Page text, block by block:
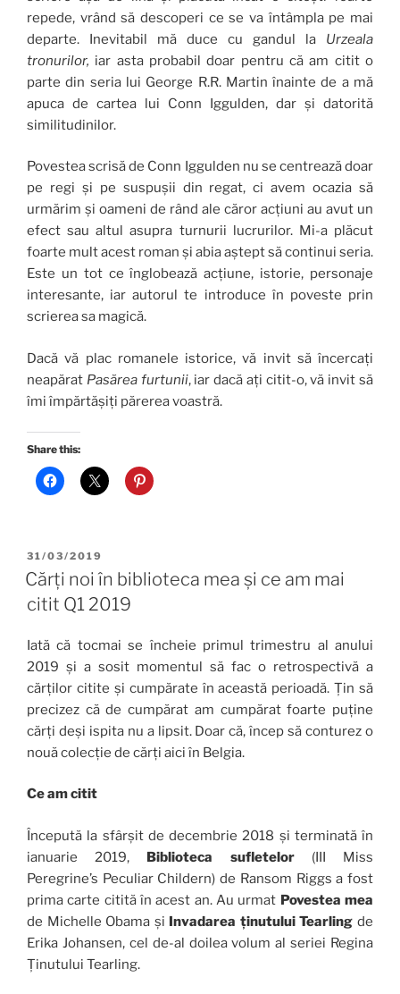
repede, vrând să descoperi ce se va întâmpla pe mai
departe. Inevitabil mă duce cu gandul la Urzeala
tronurilor, iar asta probabil doar pentru că am citit o
parte din seria lui George R.R. Martin înainte de a mă
apuca de cartea lui Conn Iggulden, dar și datorită
similitudinilor.
Povestea scrisă de Conn Iggulden nu se centrează doar
pe regi și pe suspușii din regat, ci avem ocazia să
urmărim și oameni de rând ale căror acțiuni au avut un
efect sau altul asupra turnurii lucrurilor. Mi-a plăcut
foarte mult acest roman și abia aștept să continui seria.
Este un tot ce înglobează acțiune, istorie, personaje
interesante, iar autorul te introduce în poveste prin
scrierea sa magică.
Dacă vă plac romanele istorice, vă invit să încercați
neapărat Pasărea furtunii, iar dacă ați citit-o, vă invit să
îmi împărtășiți părerea voastră.
Share this:
POSTED
ON
31/03/2019
Cărți noi în biblioteca mea și ce am mai
citit Q1 2019
Iată că tocmai se încheie primul trimestru al anului
2019 și a sosit momentul să fac o retrospectivă a
cărților citite și cumpărate în această perioadă. Țin să
precizez că de cumpărat am cumpărat foarte puține
cărți deși ispita nu a lipsit. Doar că, încep să conturez o
nouă colecție de cărți aici în Belgia.
Ce am citit
Începută la sfârșit de decembrie 2018 și terminată în
ianuarie 2019, Biblioteca sufletelor(III Miss
Peregrine’s Peculiar Childern) de Ransom Riggs a fost
prima carte citită în acest an. Au urmat Povestea mea
de Michelle Obama și Invadarea ținutului Tearling de
Erika Johansen, cel de-al doilea volum al seriei Regina
Ținutului Tearling.